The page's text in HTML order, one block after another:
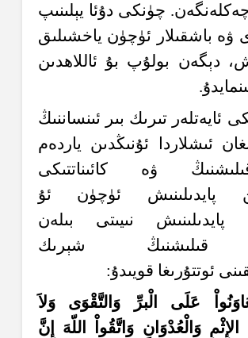
چۈنكى دۇئا يېلىنىپ
ۋە باشقىلار ئۈچۈن ياخشىلىق
دېگەن بولۇپ بۇ ئاللاھدىن
ئايەتلەر تىرىك بىر ئىنساننىڭ
ئىشلاردا ئۇنىڭدىن ياردەم
ۋە كائىناتتىكى
پايدىلىنىش ئۈچۈن ئۇ
پايدىلىنىش نىيىتى بىلەن
قىلىشنىڭ شېرىك
ئوتتۇرىغا قويىدۇ:
اونوا على البر و التقوى ولا
إِثْم و العدو ان و اتقوا اللّهَ إِن